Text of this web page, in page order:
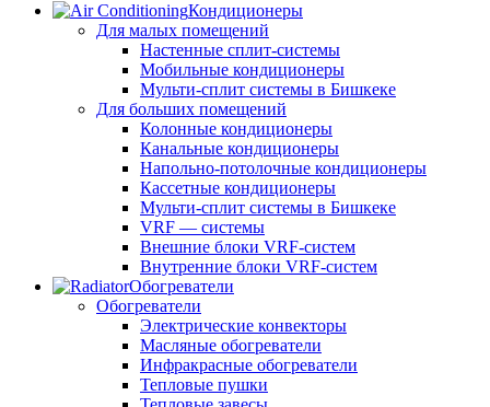
Кондиционеры
Для малых помещений
Настенные сплит-системы
Мобильные кондиционеры
Мульти-сплит системы в Бишкеке
Для больших помещений
Колонные кондиционеры
Канальные кондиционеры
Напольно-потолочные кондиционеры
Кассетные кондиционеры
Мульти-сплит системы в Бишкеке
VRF — системы
Внешние блоки VRF-систем
Внутренние блоки VRF-систем
Обогреватели
Обогреватели
Электрические конвекторы
Масляные обогреватели
Инфракрасные обогреватели
Тепловые пушки